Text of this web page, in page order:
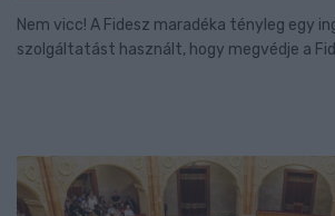
Nem vicc! A Fidesz maradéka tényleg egy
szolgáltatást használt, hogy megvédje a